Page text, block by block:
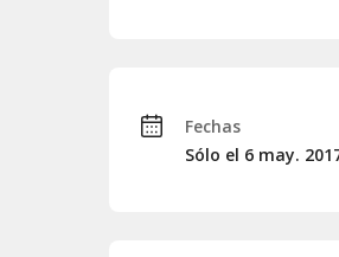
Fechas
Sólo el 6 may.